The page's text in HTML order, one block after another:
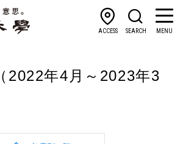
ACCESS SEARCH MENU
（2022年4月～2023年3